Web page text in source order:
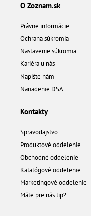
O Zoznam.sk
Právne informácie
Ochrana súkromia
Nastavenie súkromia
Kariéra u nás
Napíšte nám
Nariadenie DSA
Kontakty
Spravodajstvo
Produktové oddelenie
Obchodné oddelenie
Katalógové oddelenie
Marketingové oddelenie
Máte pre nás tip?